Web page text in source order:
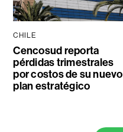
CHILE
Cencosud reporta
pérdidas trimestrales
por costos de su nuevo
plan estratégico